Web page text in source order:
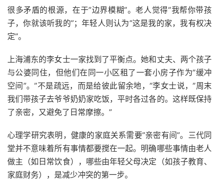
很多矛盾的根源，在于”边界模糊”。老人觉得”我帮你带孩
子，你就该听我的”；年轻人则认为”这是我的家，我有权决
定”。
上海浦东的李女士一家找到了平衡点。她和丈夫、两个孩子
与公婆同住，但他们在同一小区租了一套小房子作为”缓冲
空间”。”不是疏远，而是给彼此留余地，”李女士说，”周末
我们带孩子去爷爷奶奶家吃饭，平时各过各的。这样既保持
了亲密，又避免了日常摩擦。”
心理学研究表明，健康的家庭关系需要”亲密有间”。三代同
堂并不意味着所有事情都要搅在一起。明确哪些事情由老人
做主（如日常饮食），哪些由年轻父母决定（如孩子教育、
家庭财务），是减少冲突的第一步。